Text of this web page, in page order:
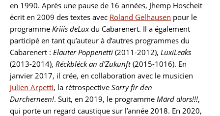
en 1990. Après une pause de 16 années, Jhemp Hoscheit
écrit en 2009 des textes avec Roland Gelhausen pour le
programme Kriiis deLuxdu Cabarenert. Il a également
participé en tant qu’auteur à d’autres programmes du
Cabarenert : Elauter Poppenetti (2011-2012), LuxiLeaks
(2013-2014), Réckbléck an d’Zukunft(2015-1016). En
janvier 2017, il crée, en collaboration avec le musicien
Julien Arpetti, la rétrospective Sorry fir den
Durcherneen!. Suit, en 2019, le programme Märd alors!!!,
qui porte un regard caustique sur l’année 2018. En 2020,